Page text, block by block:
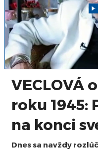
VECLOVÁ
roku 1945:
na konci
Dnes sa navždy